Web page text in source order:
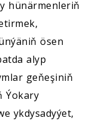
hünärmenleriň
ösen
alyp
geňeşiniň
Ýokary
ykdysadyýet,